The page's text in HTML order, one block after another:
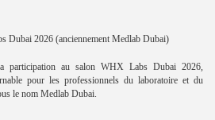
Dubai 2026 (anciennement Medlab Dubai)
participation au salon WHX Labs Dubai 2026,
pour les professionnels du laboratoire et du
le nom Medlab Dubai.